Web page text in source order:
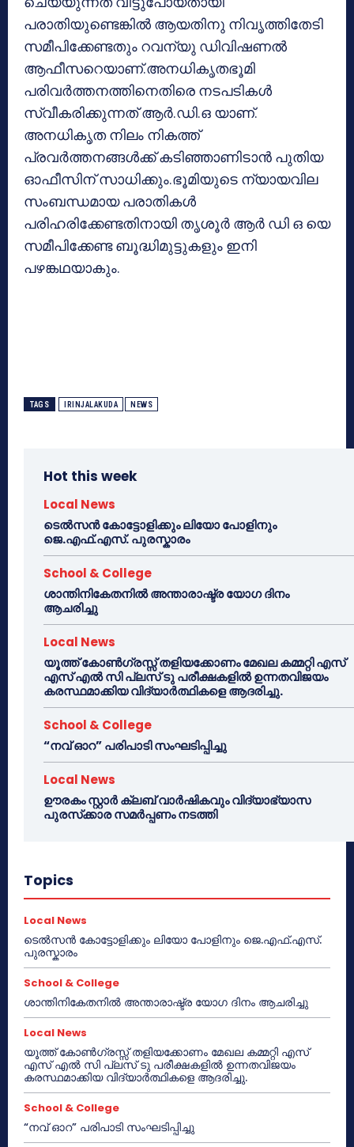
പരാതിയുണ്ടെങ്കില്‍ ആയതിനു നിവൃത്തിതേടി
സമീപിക്കേണ്ടതും റവന്യു ഡിവിഷണല്‍
ആഫീസറെയാണ്.അനധികൃതഭൂമി
പരിവര്‍ത്തനത്തിനെതിരെ നടപടികള്‍
സ്വീകരിക്കുന്നത് ആര്‍.ഡി.ഒ യാണ്.
അനധികൃത നിലം നികത്ത്
പ്രവര്‍ത്തനങ്ങള്‍ക്ക് കടിഞ്ഞാണിടാന്‍ പുതിയ
ഓഫീസിന് സാധിക്കും.ഭൂമിയുടെ ന്യായവില
സംബന്ധമായ പരാതികള്‍
പരിഹരിക്കേണ്ടതിനായി തൃശൂര്‍ ആര്‍ ഡി ഒ യെ
സമീപിക്കേണ്ട ബൂദ്ധിമുട്ടുകളും ഇനി
പഴങ്കഥയാകും.
TAGS IRINJALAKUDA NEWS
Hot this week
Local News
ടെൽസൻ കോട്ടോളിക്കും ലിയോ പോളിനും
ജെ.എഫ്.എസ്. പുരസ്കാരം
School & College
ശാന്തിനികേതനിൽ അന്താരാഷ്ട്ര യോഗ ദിനം
ആചരിച്ചു
Local News
യൂത്ത് കോൺഗ്രസ്സ് തളിയക്കോണം മേഖല കമ്മറ്റി എസ്
എസ് എൽ സി പ്ലസ് ടു പരീക്ഷകളിൽ ഉന്നതവിജയം
കരസ്ഥമാക്കിയ വിദ്യാർത്ഥികളെ ആദരിച്ചു.
School & College
“നവ് ഓറ” പരിപാടി സംഘടിപ്പിച്ചു
Local News
ഊരകം സ്റ്റാർ ക്ലബ് വാർഷികവും വിദ്യാഭ്യാസ
പുരസ്‌ക്കാര സമർപ്പണം നടത്തി
Topics
Local News
ടെൽസൻ കോട്ടോളിക്കും ലിയോ പോളിനും ജെ.എഫ്.എസ്.
പുരസ്കാരം
School & College
ശാന്തിനികേതനിൽ അന്താരാഷ്ട്ര യോഗ ദിനം ആചരിച്ചു
Local News
യൂത്ത് കോൺഗ്രസ്സ് തളിയക്കോണം മേഖല കമ്മറ്റി എസ്
എസ് എൽ സി പ്ലസ് ടു പരീക്ഷകളിൽ ഉന്നതവിജയം
കരസ്ഥമാക്കിയ വിദ്യാർത്ഥികളെ ആദരിച്ചു.
School & College
“നവ് ഓറ” പരിപാടി സംഘടിപ്പിച്ചു